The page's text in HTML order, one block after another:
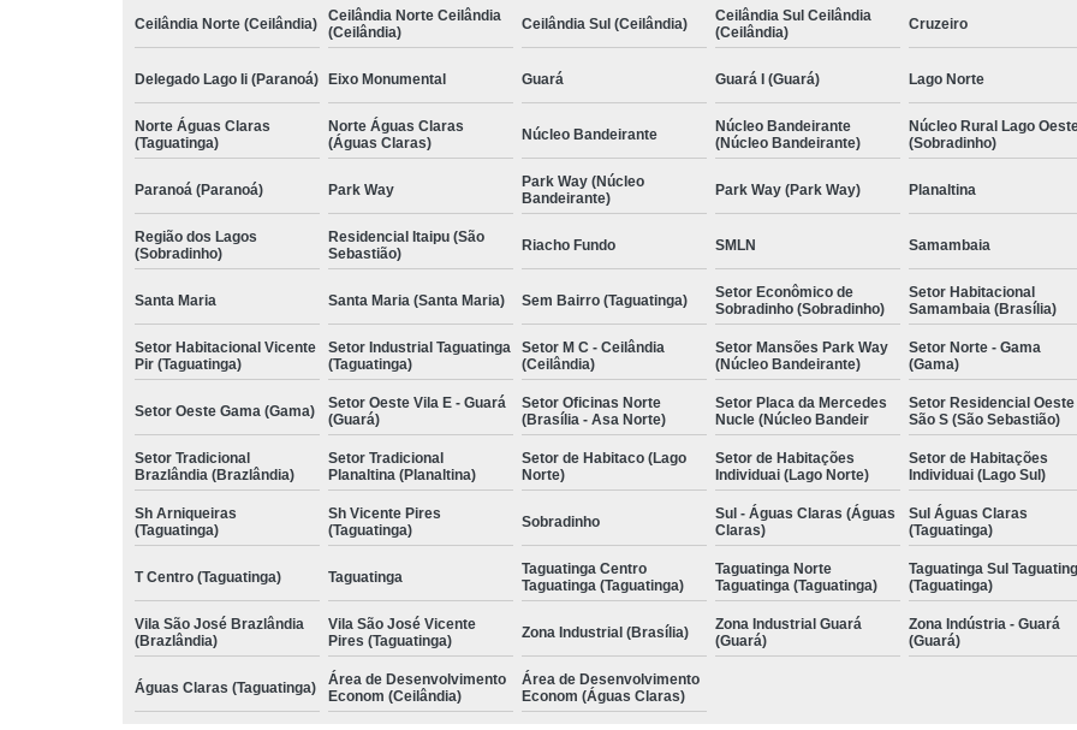
Ceilândia Norte (Ceilândia)
Ceilândia Norte Ceilândia
(Ceilândia)
Ceilândia Sul (Ceilândia)
Ceilândia Sul Ceilândia
(Ceilândia)
Cruzeiro
Delegado Lago Ii (Paranoá) Eixo Monumental Guará Guará I (Guará) Lago Norte
Norte Águas Claras
(Taguatinga)
Norte Águas Claras
(Águas Claras)
Núcleo Bandeirante
Núcleo Bandeirante
(Núcleo Bandeirante)
Núcleo Rural Lago
(Sobradinho)
Paranoá (Paranoá) Park Way
Park Way (Núcleo
Bandeirante)
Park Way (Park Way) Planaltina
Região dos Lagos
(Sobradinho)
Residencial Itaipu (São
Sebastião)
Riacho Fundo SMLN Samambaia
Santa Maria Santa Maria (Santa Maria) Sem Bairro (Taguatinga)
Setor Econômico de
Sobradinho (Sobradinho)
Setor Habitacional
Samambaia (Brasília)
Setor Habitacional Vicente
Pir (Taguatinga)
Setor Industrial Taguatinga
(Taguatinga)
Setor M C - Ceilândia
(Ceilândia)
Setor Mansões Park Way
(Núcleo Bandeirante)
Setor Norte - Gama
(Gama)
Setor Oeste Gama (Gama)
Setor Oeste Vila E - Guará
(Guará)
Setor Oficinas Norte
(Brasília - Asa Norte)
Setor Placa da Mercedes
Nucle (Núcleo Bandeir
Setor Residencial Oeste
São S (São Sebastião)
Setor Tradicional
Brazlândia (Brazlândia)
Setor Tradicional
Planaltina (Planaltina)
Setor de Habitaco (Lago
Norte)
Setor de Habitações
Individuai (Lago Norte)
Setor de Habitações
Individuai (Lago Sul)
Sh Arniqueiras
(Taguatinga)
Sh Vicente Pires
(Taguatinga)
Sobradinho
Sul - Águas Claras (Águas
Claras)
Sul Águas Claras
(Taguatinga)
T Centro (Taguatinga) Taguatinga
Taguatinga Centro
Taguatinga (Taguatinga)
Taguatinga Norte
Taguatinga (Taguatinga)
Taguatinga Sul
(Taguatinga)
Vila São José Brazlândia
(Brazlândia)
Vila São José Vicente
Pires (Taguatinga)
Zona Industrial (Brasília)
Zona Industrial Guará
(Guará)
Zona Indústria - Guará
(Guará)
Águas Claras (Taguatinga)
Área de Desenvolvimento
Econom (Ceilândia)
Área de Desenvolvimento
Econom (Águas Claras)